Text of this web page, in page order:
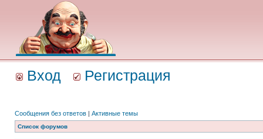
Вход Регистрация
Сообщения без ответов | Активные темы
Список форумов